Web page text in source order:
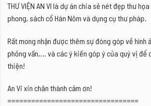
trang
phẩm
THƯ VIỆN AN VI là dự án chia sẻ nét đẹp thư
phong, sách cổ Hán Nôm và dụng cụ thư pháp.
Rất mong nhận được thêm sự đóng góp về hình
phỏng vấn,... và các ý kiến góp ý của quý vị để
thiện!
An Vi xin chân thành cảm ơn!
=================================